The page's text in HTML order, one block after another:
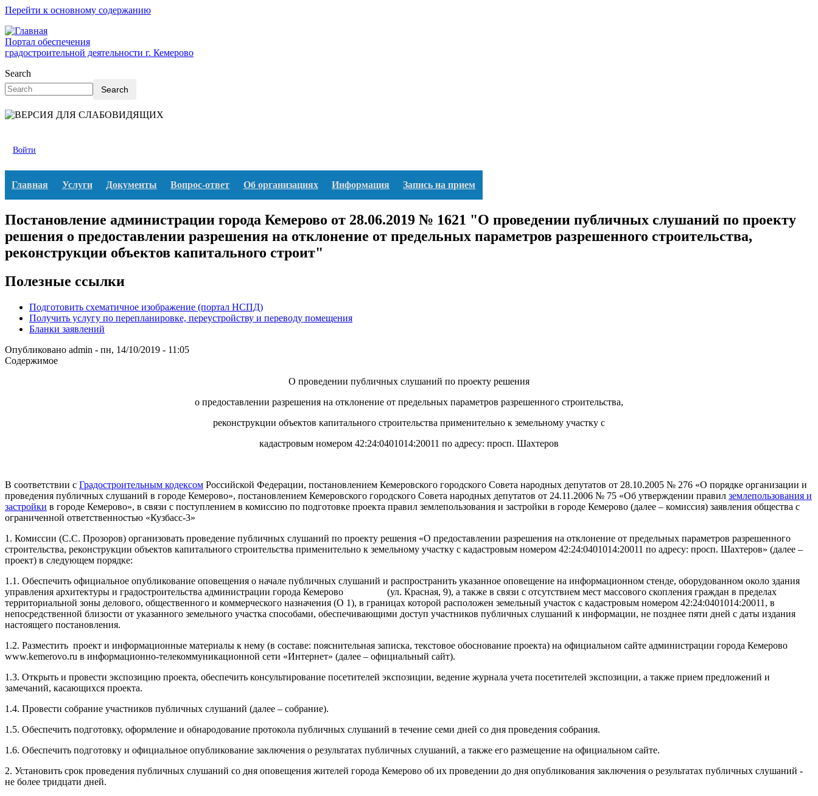
Перейти к основному содержанию
Портал обеспечения
градостроительной деятельности г. Кемерово
Search
Search
Войти
Главная Услуги Документы Вопрос-ответ Об организациях Информация Запись на прием
Постановление администрации города Кемерово от 28.06.2019 № 1621 "О проведении публичных слушаний по проекту
решения о предоставлении разрешения на отклонение от предельных параметров разрешенного строительства,
реконструкции объектов капитального строит"
Полезные ссылки
Подготовить схематичное изображение (портал НСПД)
Получить услугу по перепланировке, переустройству и переводу помещения
Бланки заявлений
Опубликовано admin - пн, 14/10/2019 - 11:05
Содержимое
О проведении публичных слушаний по проекту решения
о предоставлении разрешения на отклонение от предельных параметров разрешенного строительства,
реконструкции объектов капитального строительства применительно к земельному участку с
кадастровым номером 42:24:0401014:20011 по адресу: просп. Шахтеров
В соответствии с Градостроительным кодексом Российской Федерации, постановлением Кемеровского городского Совета народных депутатов от 28.10.2005 № 276 «О порядке организации и
проведения публичных слушаний в городе Кемерово», постановлением Кемеровского городского Совета народных депутатов от 24.11.2006 № 75 «Об утверждении правил землепользования и
застройки в городе Кемерово», в связи с поступлением в комиссию по подготовке проекта правил землепользования и застройки в городе Кемерово (далее – комиссия) заявления общества с
ограниченной ответственностью «Кузбасс-3»
1. Комиссии (С.С. Прозоров) организовать проведение публичных слушаний по проекту решения «О предоставлении разрешения на отклонение от предельных параметров разрешенного
строительства, реконструкции объектов капитального строительства применительно к земельному участку с кадастровым номером 42:24:0401014:20011 по адресу: просп. Шахтеров» (далее –
проект) в следующем порядке:
1.1. Обеспечить официальное опубликование оповещения о начале публичных слушаний и распространить указанное оповещение на информационном стенде, оборудованном около здания
управления архитектуры и градостроительства администрации города Кемерово (ул. Красная, 9), а также в связи с отсутствием мест массового скопления граждан в пределах
территориальной зоны делового, общественного и коммерческого назначения (О 1), в границах которой расположен земельный участок с кадастровым номером 42:24:0401014:20011, в
непосредственной близости от указанного земельного участка способами, обеспечивающими доступ участников публичных слушаний к информации, не позднее пяти дней с даты издания
настоящего постановления.
1.2. Разместить проект и информационные материалы к нему (в составе: пояснительная записка, текстовое обоснование проекта) на официальном сайте администрации города Кемерово
www.kemerovo.ru в информационно-телекоммуникационной сети «Интернет» (далее – официальный сайт).
1.3. Открыть и провести экспозицию проекта, обеспечить консультирование посетителей экспозиции, ведение журнала учета посетителей экспозиции, а также прием предложений и
замечаний, касающихся проекта.
1.4. Провести собрание участников публичных слушаний (далее – собрание).
1.5. Обеспечить подготовку, оформление и обнародование протокола публичных слушаний в течение семи дней со дня проведения собрания.
1.6. Обеспечить подготовку и официальное опубликование заключения о результатах публичных слушаний, а также его размещение на официальном сайте.
2. Установить срок проведения публичных слушаний со дня оповещения жителей города Кемерово об их проведении до дня опубликования заключения о результатах публичных слушаний -
не более тридцати дней.